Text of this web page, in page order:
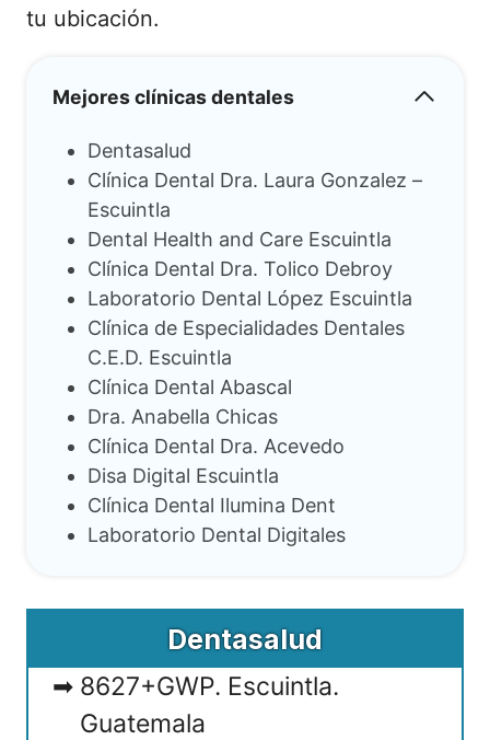
tu ubicación.
Mejores clínicas dentales
Dentasalud
Clínica Dental Dra. Laura Gonzalez –
Escuintla
Dental Health and Care Escuintla
Clínica Dental Dra. Tolico Debroy
Laboratorio Dental López Escuintla
Clínica de Especialidades Dentales
C.E.D. Escuintla
Clínica Dental Abascal
Dra. Anabella Chicas
Clínica Dental Dra. Acevedo
Disa Digital Escuintla
Clínica Dental Ilumina Dent
Laboratorio Dental Digitales
Dentasalud
8627+GWP. Escuintla.
Guatemala